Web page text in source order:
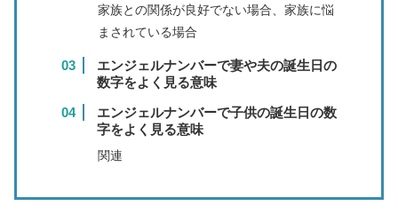
家族との関係が良好でない場合、家族に悩
まされている場合
エンジェルナンバーで妻や夫の誕生日の
数字をよく見る意味
エンジェルナンバーで子供の誕生日の数
字をよく見る意味
関連